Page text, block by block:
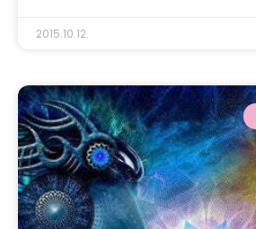
2015.10.12.